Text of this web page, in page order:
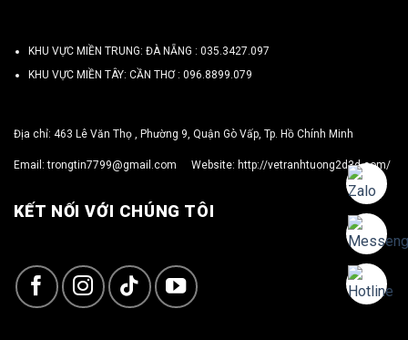
KHU VỰC MIỀN TRUNG: ĐÀ NẴNG : 035.3427.097
KHU VỰC MIỀN TÂY: CẦN THƠ : 096.8899.079
Địa chỉ: 463 Lê Văn Thọ , Phường 9, Quận Gò Vấp, Tp. Hồ Chính Minh
Email:trongtin7799@gmail.com Website: http://vetranhtuong2d3d.com/
KẾT NỐI VỚI CHÚNG TÔI